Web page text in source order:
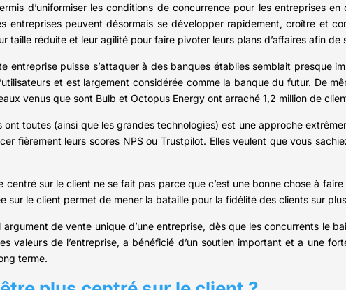
d’uniformiser les conditions de concurrence pour les entreprises
entreprises peuvent désormais se développer rapidement, croître et
taille réduite et leur agilité pour faire pivoter leurs plans d’affaires afin de
entreprise puisse s’attaquer à des banques établies semblait presque
et est largement considérée comme la banque du futur. De
venus que sont Bulb et Octopus Energy ont arraché 1,2 million de
ont toutes (ainsi que les grandes technologies) est une approche
fièrement leurs scores NPS ou Trustpilot. Elles veulent que vous
centré sur le client ne se fait pas parce que c’est une bonne chose à
sur le client permet de mener la bataille pour la fidélité des clients sur
de vente unique d’une entreprise, dès que les concurrents le
valeurs de l’entreprise, a bénéficié d’un soutien important et a une
terme.